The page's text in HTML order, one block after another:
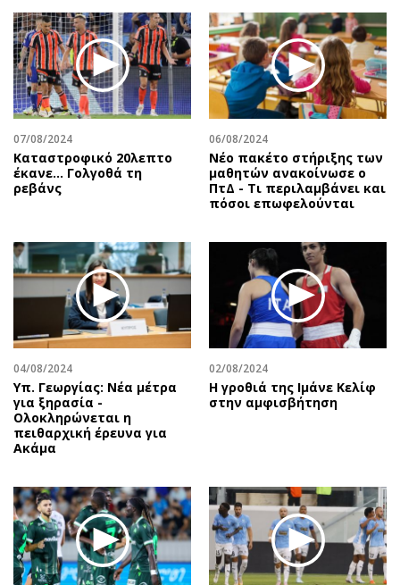
Βιβλίο
Χειρόγραφα
Προσωπικότητες στην ''Κ''
Επιστολές
07/08/2024
Καταστροφικό 20λεπτο
έκανε… Γολγοθά τη
ρεβάνς
06/08/2024
Νέο πακέτο στήριξης των
μαθητών ανακοίνωσε ο
ΠτΔ - Τι περιλαμβάνει και
πόσοι επωφελούνται
04/08/2024
Υπ. Γεωργίας: Νέα μέτρα
για ξηρασία -
Ολοκληρώνεται η
πειθαρχική έρευνα για
Ακάμα
02/08/2024
Η γροθιά της Ιμάνε Κελίφ
στην αμφισβήτηση